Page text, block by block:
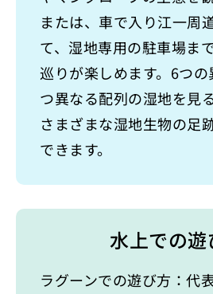
または、車で入り江一周
て、湿地専用の駐車場ま
巡りが楽しめます。6つ
つ異なる配列の湿地を見
さまざまな湿地生物の足
できます。
水上での遊
ラグーンでの遊び方：代